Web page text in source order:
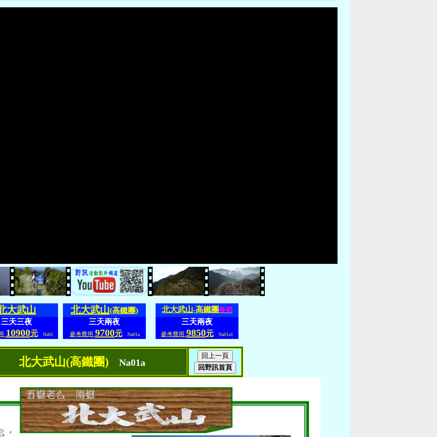
大武山
三天三夜
10900元 Na01
北大武山(高鐵團)
三天兩夜
參考費用 9700元 Na01a
北大武山-高鐵團春節
三天兩夜
參考費用 9850元 Na01a1
北大武山(高鐵團) Na01a